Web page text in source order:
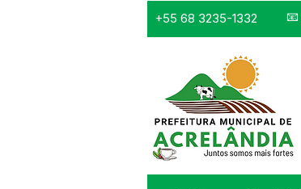
+55 68 3235-1332 📧